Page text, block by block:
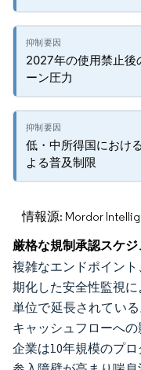
2027年の使用禁止後
ーン圧力
低・中所得国におけ
よる普及制限
情報源: Mordor
厳格な規制承認スケ
複雑なエンドポイン
期化した安全性監視
単位で延長されてい
キャッシュフローへ
企業は10年規模のプ